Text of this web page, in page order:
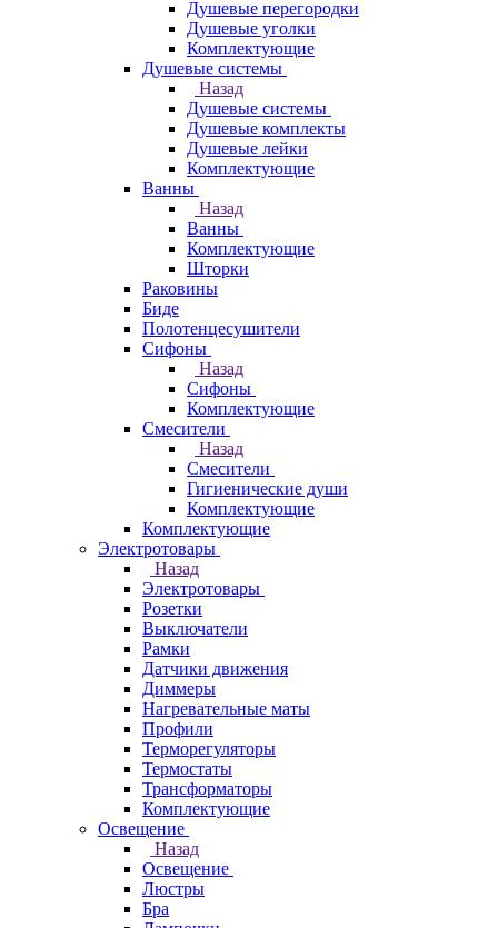
Душевые перегородки
Душевые уголки
Комплектующие
Душевые системы
Назад
Душевые системы
Душевые комплекты
Душевые лейки
Комплектующие
Ванны
Назад
Ванны
Комплектующие
Шторки
Раковины
Биде
Полотенцесушители
Сифоны
Назад
Сифоны
Комплектующие
Смесители
Назад
Смесители
Гигиенические души
Комплектующие
Комплектующие
Электротовары
Назад
Электротовары
Розетки
Выключатели
Рамки
Датчики движения
Диммеры
Нагревательные маты
Профили
Терморегуляторы
Термостаты
Трансформаторы
Комплектующие
Освещение
Назад
Освещение
Люстры
Бра